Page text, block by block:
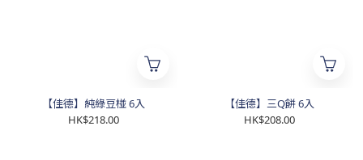
【佳德】純綠豆椪 6入
HK$218.00
【佳德】三Q餅 6入
HK$208.00